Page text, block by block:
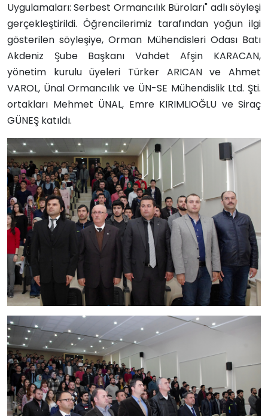
Uygulamaları: Serbest Ormancılık Büroları" adlı söyleşi
gerçekleştirildi. Öğrencilerimiz tarafından yoğun ilgi
gösterilen söyleşiye, Orman Mühendisleri Odası Batı
Akdeniz Şube Başkanı Vahdet Afşin KARACAN,
yönetim kurulu üyeleri Türker ARICAN ve Ahmet
VAROL, Ünal Ormancılık ve ÜN-SE Mühendislik Ltd. Şti.
ortakları Mehmet ÜNAL, Emre KIRIMLIOĞLU ve Siraç
GÜNEŞ katıldı.